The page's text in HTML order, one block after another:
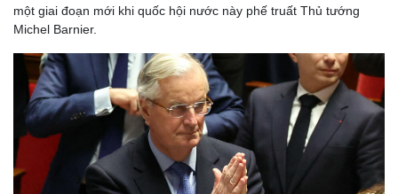
một giai đoạn mới khi quốc hội nước này phế truất Thủ tướng
Michel Barnier.